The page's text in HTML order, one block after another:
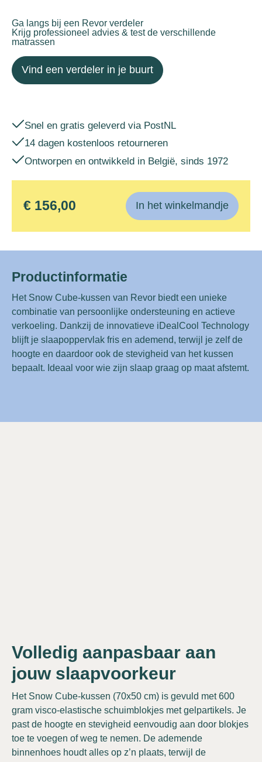
Ga langs bij een Revor verdeler
Krijg professioneel advies & test de verschillende
matrassen
Vind een verdeler in je buurt
Snel en gratis geleverd via PostNL
14 dagen kostenloos retourneren
Ontworpen en ontwikkeld in België, sinds 1972
€ 156,00 In het winkelmandje
Productinformatie
Het Snow Cube-kussen van Revor biedt een unieke
combinatie van persoonlijke ondersteuning en actieve
verkoeling. Dankzij de innovatieve iDealCool Technology
blijft je slaapoppervlak fris en ademend, terwijl je zelf de
hoogte en daardoor ook de stevigheid van het kussen
bepaalt. Ideaal voor wie zijn slaap graag op maat afstemt.
Volledig aanpasbaar aan
jouw slaapvoorkeur
Het Snow Cube-kussen (70x50 cm) is gevuld met 600
gram visco-elastische schuimblokjes met gelpartikels. Je
past de hoogte en stevigheid eenvoudig aan door blokjes
toe te voegen of weg te nemen. De ademende
binnenhoes houdt alles op z’n plaats, terwijl de